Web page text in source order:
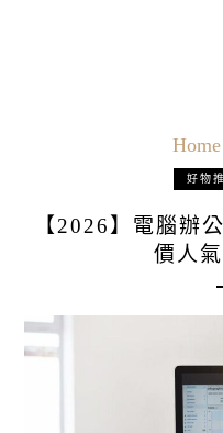
Home
好物
【2026】電腦辦
價人